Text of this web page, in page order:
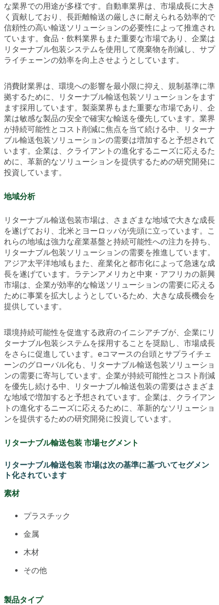
な業界での用途が多様です。自動車業界は、市場成長に大き
く貢献しており、長距離輸送の厳しさに耐えられる効率的で
信頼性の高い輸送ソリューションの必要性によって推進され
ています。食品・飲料業界もまた重要な市場であり、企業は
リターナブル包装システムを使用して廃棄物を削減し、サプ
ライチェーンの効率を向上させようとしています。
消費財業界は、環境への影響を最小限に抑え、規制基準に準
拠するために、リターナブル輸送包装ソリューションをます
ます採用しています。製薬業界もまた重要な市場であり、企
業は敏感な製品の安全で確実な輸送を優先しています。業界
が持続可能性とコスト削減に焦点を当て続ける中、リターナ
ブル輸送包装ソリューションの需要は増加すると予想されて
います。企業は、クライアントの進化するニーズに応えるた
めに、革新的なソリューションを提供するための研究開発に
投資しています。
地域分析
リターナブル輸送包装市場は、さまざまな地域で大きな成長
を遂げており、北米とヨーロッパが先頭に立っています。こ
れらの地域は強力な産業基盤と持続可能性への注力を持ち、
リターナブル包装ソリューションの需要を推進しています。
アジア太平洋地域もまた、産業化と都市化によって急速な成
長を遂げています。ラテンアメリカと中東・アフリカの新興
市場は、企業が効率的な輸送ソリューションの需要に応える
ために事業を拡大しようとしているため、大きな成長機会を
提供しています。
環境持続可能性を促進する政府のイニシアチブが、企業にリ
ターナブル包装システムを採用することを奨励し、市場成長
をさらに促進しています。eコマースの台頭とサプライチェ
ーンのグローバル化も、リターナブル輸送包装ソリューショ
ンの需要に寄与しています。企業が持続可能性とコスト削減
を優先し続ける中、リターナブル輸送包装の需要はさまざま
な地域で増加すると予想されています。企業は、クライアン
トの進化するニーズに応えるために、革新的なソリューショ
ンを提供するための研究開発に投資しています。
リターナブル輸送包装 市場セグメント
リターナブル輸送包装 市場は次の基準に基づいてセグメン
ト化されています
素材
プラスチック
金属
木材
その他
製品タイプ